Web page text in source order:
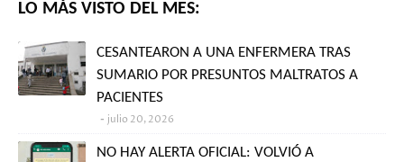
LO MÁS VISTO DEL MES:
CESANTEARON A UNA ENFERMERA TRAS
SUMARIO POR PRESUNTOS MALTRATOS A
PACIENTES
julio 20, 2026
NO HAY ALERTA OFICIAL: VOLVIÓ A